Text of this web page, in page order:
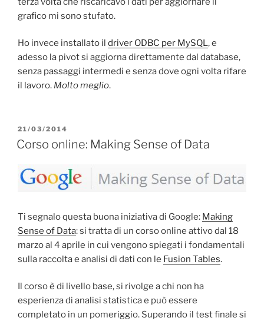
grafico mi sono stufato.
Ho invece installato il driver ODBC per MySQL, e
adesso la pivot si aggiorna direttamente dal database,
senza passaggi intermedi e senza dove ogni volta rifare
il lavoro. Molto meglio.
PUBBLICATO
IL
21/03/2014
Corso online: Making Sense of Data
Ti segnalo questa buona iniziativa di Google: Making
Sense of Data: si tratta di un corso online attivo dal 18
marzo al 4 aprile in cui vengono spiegati i fondamentali
sulla raccolta e analisi di dati con le Fusion Tables.
Il corso è di livello base, si rivolge a chi non ha
esperienza di analisi statistica e può essere
completato in un pomeriggio. Superando il test finale si